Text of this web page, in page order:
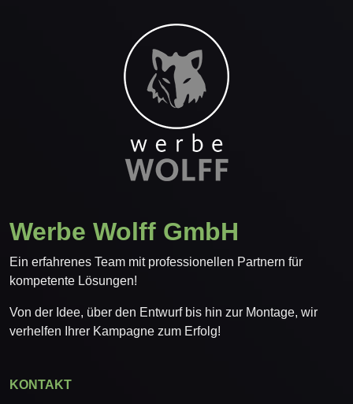
Werbe Wolff GmbH
Ein erfahrenes Team mit professionellen Partnern für
kompetente Lösungen!
Von der Idee, über den Entwurf bis hin zur Montage, wir
verhelfen Ihrer Kampagne zum Erfolg!
KONTAKT